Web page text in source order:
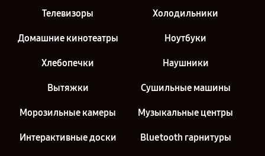
Телевизоры Холодильники
Домашние кинотеатры Ноутбуки
Хлебопечки Наушники
Вытяжки Сушильные машины
Морозильные камеры Музыкальные центры
Интерактивные доски Bluetooth гарнитуры